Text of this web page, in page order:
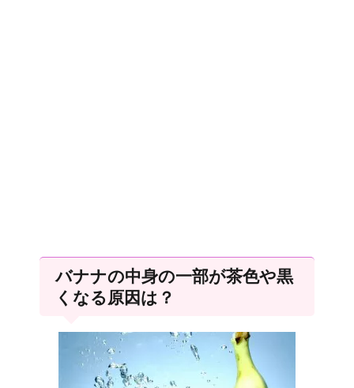
バナナの中身の一部が茶色や黒
くなる原因は？